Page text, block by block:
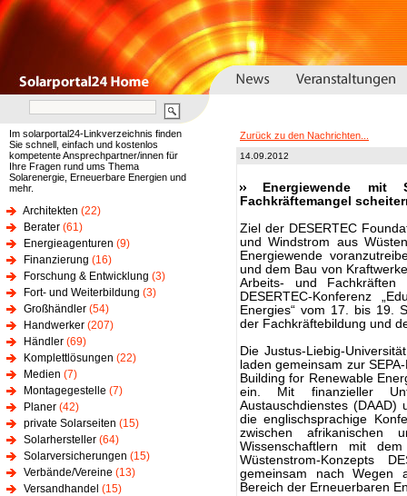
Im solarportal24-Linkverzeichnis finden
Sie schnell, einfach und kostenlos
kompetente Ansprechpartner/innen für
Ihre Fragen rund ums Thema
Solarenergie, Erneuerbare Energien und
mehr.
Architekten (22)
Berater (61)
Energieagenturen (9)
Finanzierung (16)
Forschung & Entwicklung (3)
Fort- und Weiterbildung (3)
Großhändler (54)
Handwerker (207)
Händler (69)
Komplettlösungen (22)
Medien (7)
Montagegestelle (7)
Planer (42)
private Solarseiten (15)
Solarhersteller (64)
Solarversicherungen (15)
Verbände/Vereine (13)
Versandhandel (15)
Zurück zu den Nachrichten...
14.09.2012
Energiewende
Fachkräftemangel
Ziel der DESERTEC
und Windstrom aus
Energiewende
und dem Bau von
Arbeits- und
DESERTEC-Konferenz
Energies“ vom 17. bis 19.
der Fachkräftebildung und
Die Justus-Liebig-
laden gemeinsam zur
Building for Renewable
ein. Mit finanzieller
Austauschdienstes
die englischsprachige
zwischen afrikanischen
Wissenschaftlern mit
Wüstenstrom-Konzepts
gemeinsam nach Wegen
Bereich der Erneuerbaren